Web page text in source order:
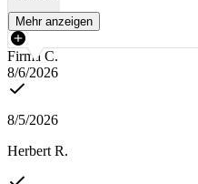
Mehr anzeigen
Firma C.
8/6/2026
8/5/2026
Herbert R.